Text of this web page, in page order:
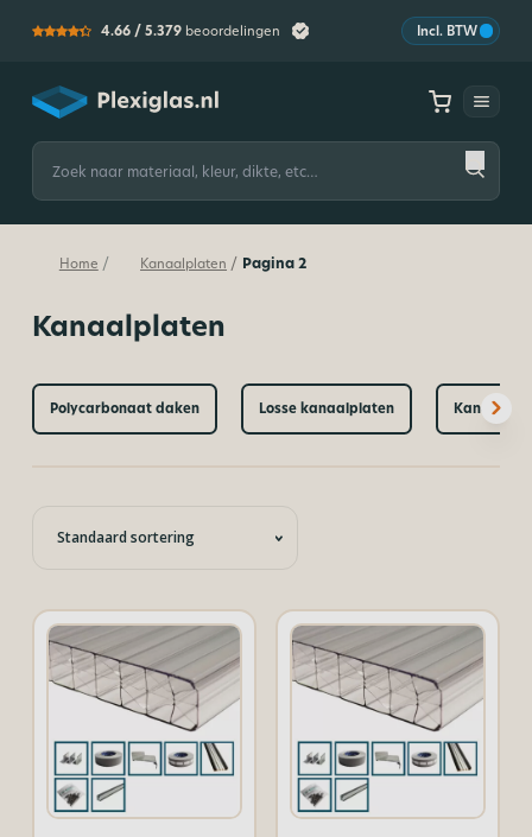
4.66 / 5.379 beoordelingen Incl. BTW
Plexiglas
Zoeken
naar:
Home / Kanaalplaten / Pagina 2
Kanaalplaten
Polycarbonaat daken Losse kanaalplaten